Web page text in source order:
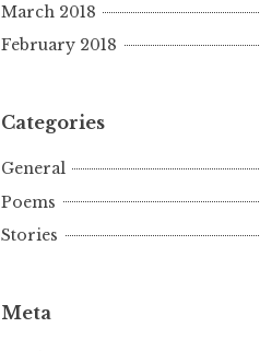
March 2018
February 2018
Categories
General
Poems
Stories
Meta